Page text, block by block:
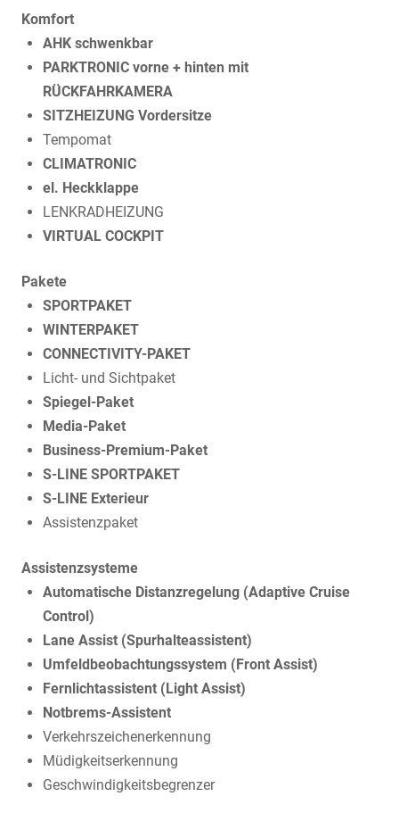
Komfort
AHK schwenkbar
PARKTRONIC vorne + hinten mit
RÜCKFAHRKAMERA
SITZHEIZUNG Vordersitze
Tempomat
CLIMATRONIC
el. Heckklappe
LENKRADHEIZUNG
VIRTUAL COCKPIT
Pakete
SPORTPAKET
WINTERPAKET
CONNECTIVITY-PAKET
Licht- und Sichtpaket
Spiegel-Paket
Media-Paket
Business-Premium-Paket
S-LINE SPORTPAKET
S-LINE Exterieur
Assistenzpaket
Assistenzsysteme
Automatische Distanzregelung (Adaptive Cruise
Control)
Lane Assist (Spurhalteassistent)
Umfeldbeobachtungssystem (Front Assist)
Fernlichtassistent (Light Assist)
Notbrems-Assistent
Verkehrszeichenerkennung
Müdigkeitserkennung
Geschwindigkeitsbegrenzer